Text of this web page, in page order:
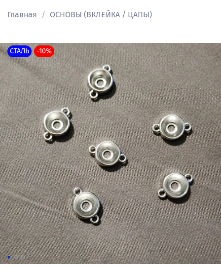
Главная ОСНОВЫ (ВКЛЕЙКА / ЦАПЫ)
СТАЛЬ -10%